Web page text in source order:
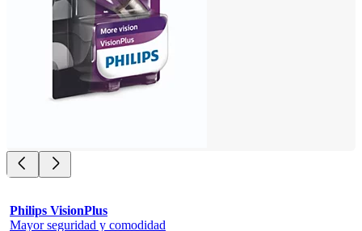
Philips VisionPlus
Mayor seguridad y comodidad